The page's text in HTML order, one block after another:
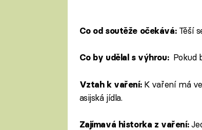
Co od soutěže očekává:Těší
Co by udělal s výhrou:Pokud
Vztah k vaření:K vaření má
asijská jídla.
Zajímavá historka z vaření: